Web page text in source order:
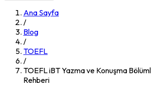
Ana Sayfa
/
Blog
/
TOEFL
/
TOEFL iBT Yazma ve Konuşma
Rehberi